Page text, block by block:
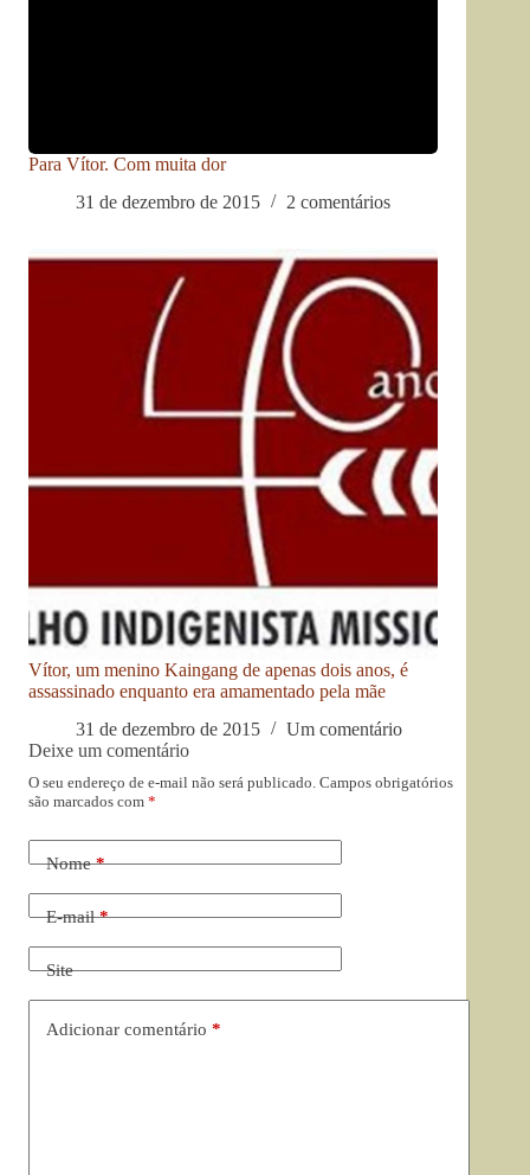
Para Vítor. Com muita dor
31 de dezembro de 2015
2 comentários
Vítor, um menino Kaingang de apenas dois anos, é
assassinado enquanto era amamentado pela mãe
31 de dezembro de 2015
Um comentário
Deixe um comentário
O seu endereço de e-mail não será publicado. Campos obrigatórios
são marcados com *
Nome*
E-mail*
Site
Adicionar comentário *